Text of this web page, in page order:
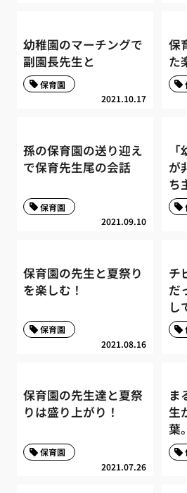
幼稚園のマーチングで
副園長先生と
2021.10.17
保育園
保
た
孫の保育園の送り迎え
で保育先生尾の会話
2021.09.10
保育園
が
ち
保育園の先生と夏祭り
を楽しむ！
2021.08.16
保育園
チ
だ
し
保育園の先生達と夏祭
りは盛り上がり！
2021.07.26
保育園
ま
生
葉。